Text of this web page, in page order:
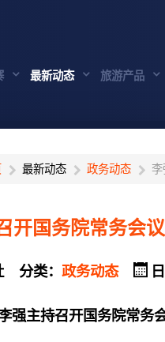
最新动态 旅游产品
最新动态 政务动态
开国务院常务会议
分类： 政务动态
主持召开国务院常务